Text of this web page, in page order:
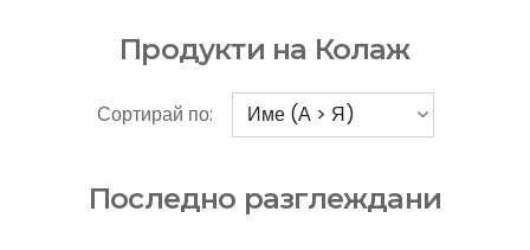
Продукти на Колаж
Сортирай по:
Последно разглеждани